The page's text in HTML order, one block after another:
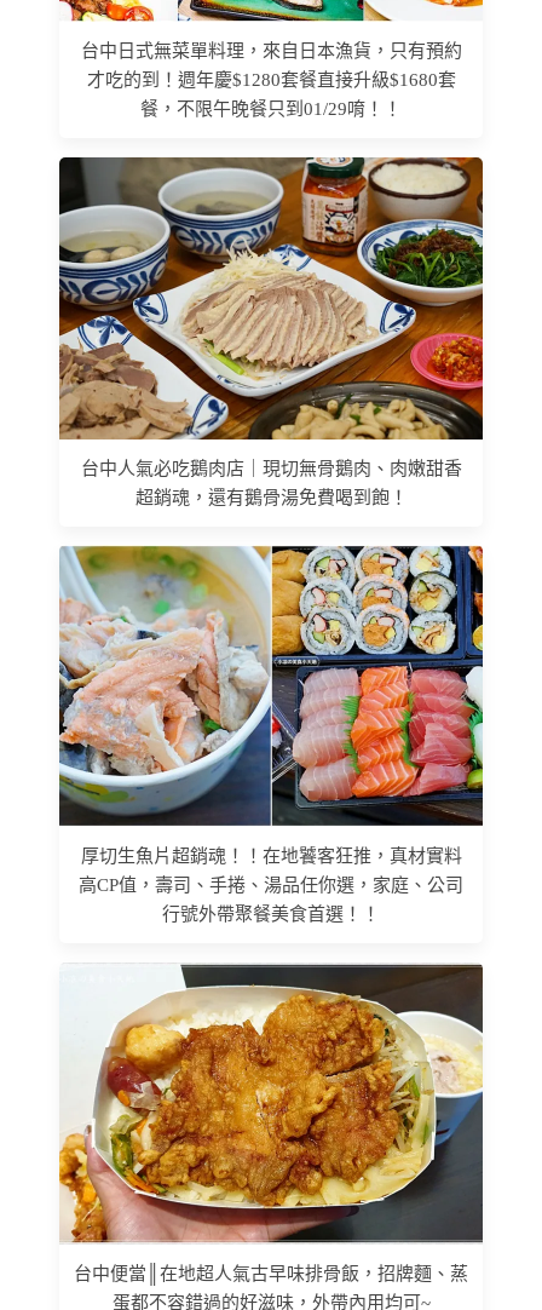
台中日式無菜單料理，來自日本漁貨，只有預約
才吃的到！週年慶$1280套餐直接升級$1680套
餐，不限午晚餐只到01/29唷！！
台中人氣必吃鵝肉店｜現切無骨鵝肉、肉嫩甜香
超銷魂，還有鵝骨湯免費喝到飽！
厚切生魚片超銷魂！！在地饕客狂推，真材實料
高CP值，壽司、手捲、湯品任你選，家庭、公司
行號外帶聚餐美食首選！！
台中便當║在地超人氣古早味排骨飯，招牌麵、蒸
蛋都不容錯過的好滋味，外帶內用均可~